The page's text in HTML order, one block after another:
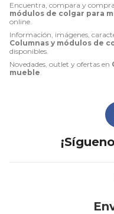
Encuentra, compara y
módulos de colgar para
online.
Información, imágenes,
Columnas y módulos de
disponibles.
Novedades, outlet y ofertas en
mueble.